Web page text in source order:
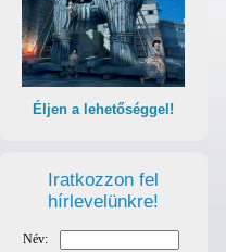
Éljen a lehetőséggel!
Iratkozzon fel
hírlevelünkre!